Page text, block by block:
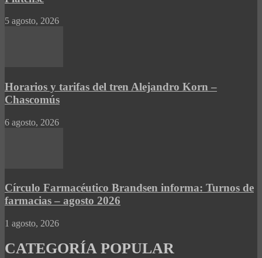
5 agosto, 2026
Horarios y tarifas del tren Alejandro Korn –
Chascomús
6 agosto, 2026
Círculo Farmacéutico Brandsen informa: Turnos de
farmacias – agosto 2026
1 agosto, 2026
CATEGORÍA POPULAR